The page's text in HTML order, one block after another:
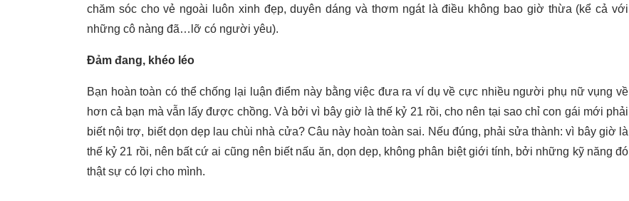
chăm sóc cho vẻ ngoài luôn xinh đẹp, duyên dáng và thơm ngát là điều không bao giờ thừa (kể cả với
những cô nàng đã…lỡ có người yêu).
Đảm đang, khéo léo
Bạn hoàn toàn có thể chống lại luận điểm này bằng việc đưa ra ví dụ về cực nhiều người phụ nữ vụng về
hơn cả bạn mà vẫn lấy được chồng. Và bởi vì bây giờ là thế kỷ 21 rồi, cho nên tại sao chỉ con gái mới phải
biết nội trợ, biết dọn dẹp lau chùi nhà cửa? Câu này hoàn toàn sai. Nếu đúng, phải sửa thành: vì bây giờ là
thế kỷ 21 rồi, nên bất cứ ai cũng nên biết nấu ăn, dọn dẹp, không phân biệt giới tính, bởi những kỹ năng đó
thật sự có lợi cho mình.